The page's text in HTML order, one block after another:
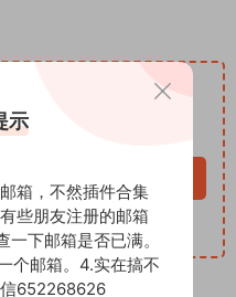
示
箱，不然插件合集
些朋友注册的邮箱
下邮箱是否已满。
个邮箱。4.实在搞不
652268626